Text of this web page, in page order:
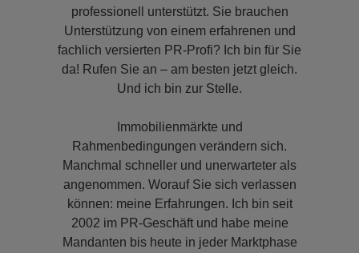
professionell unterstützt. Sie brauchen
Unterstützung von einem erfahrenen und
fachlich versierten PR-Profi? Ich bin für Sie
da! Rufen Sie an – am besten jetzt gleich.
Und ich bin zur Stelle.
Immobilienmärkte und
Rahmenbedingungen verändern sich.
Manchmal schneller und unerwarteter als
angenommen. Worauf Sie sich verlassen
können: meine Erfahrungen. Ich bin seit
2002 im PR-Geschäft und habe meine
Mandanten bis heute in jeder Marktphase